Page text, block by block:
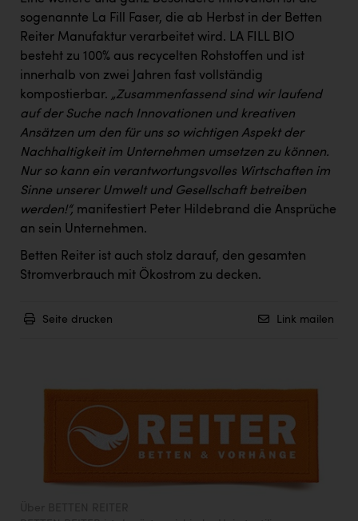
sogenannte La Fill Faser, die ab Herbst in der Betten
Reiter Manufaktur verarbeitet wird. LA FILL BIO
besteht zu 100% aus recycelten Rohstoffen und ist
innerhalb von zwei Jahren fast vollständig
kompostierbar. „Zusammenfassend sind wir laufend
auf der Suche nach Innovationen und kreativen
Ansätzen um den für uns so wichtigen Aspekt der
Nachhaltigkeit im Unternehmen umsetzen zu können.
Nur so kann ein verantwortungsvolles Wirtschaften im
Sinne unserer Umwelt und Gesellschaft betreiben
werden!“, manifestiert Peter Hildebrand die Ansprüche
an sein Unternehmen.
Betten Reiter ist auch stolz darauf, den gesamten
Stromverbrauch mit Ökostrom zu decken.
Seite drucken Link mailen